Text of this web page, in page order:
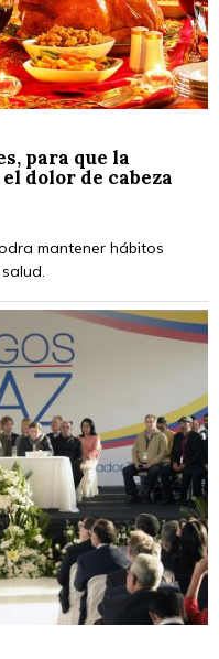
para que la
dolor de cabeza
mantener hábitos